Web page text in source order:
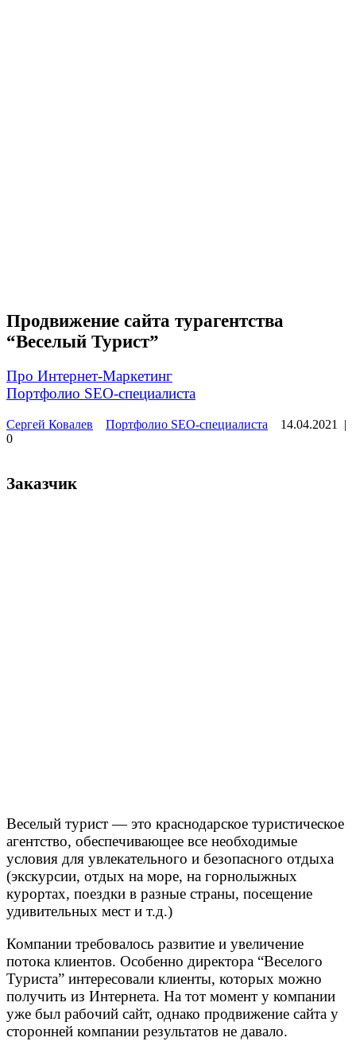
Продвижение сайта турагентства
“Веселый Турист”
Про Интернет-Маркетинг
Портфолио SEO-специалиста
Сергей Ковалев Портфолио SEO-специалиста 14.04.2021 |
0
Заказчик
Веселый турист — это краснодарское туристическое
агентство, обеспечивающее все необходимые
условия для увлекательного и безопасного отдыха
(экскурсии, отдых на море, на горнолыжных
курортах, поездки в разные страны, посещение
удивительных мест и т.д.)
Компании требовалось развитие и увеличение
потока клиентов. Особенно директора “Веселого
Туриста” интересовали клиенты, которых можно
получить из Интернета. На тот момент у компании
уже был рабочий сайт, однако продвижение сайта у
сторонней компании результатов не давало.